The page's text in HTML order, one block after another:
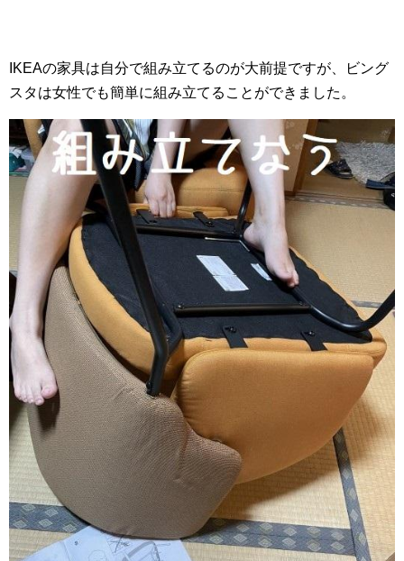
IKEAの家具は自分で組み立てるのが大前提ですが、ビング
スタは女性でも簡単に組み立てることができました。